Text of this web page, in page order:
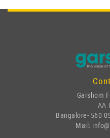
Garshom
AA
Bangalore- 560
Mail: